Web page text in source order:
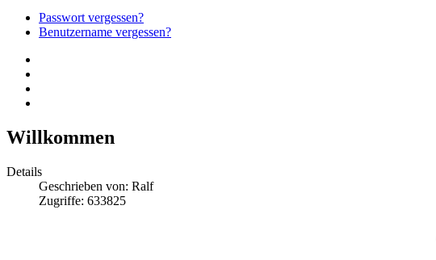
Passwort vergessen?
Benutzername vergessen?
Willkommen
Details
Geschrieben von: Ralf
Zugriffe: 633825